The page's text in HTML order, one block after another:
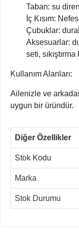
Taban: su
İç Kısım:
Çubuklar:
Aksesuarlar:
seti, sıkıştırma
Kullanım Alanları:
Ailenizle ve
uygun bir üründür.
Diğer Özellikler
Stok Kodu
Marka
Stok Durumu